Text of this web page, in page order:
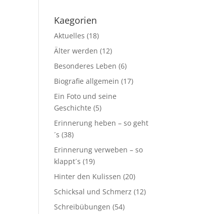
Kaegorien
Aktuelles (18)
Älter werden (12)
Besonderes Leben (6)
Biografie allgemein (17)
Ein Foto und seine
Geschichte (5)
Erinnerung heben – so geht
´s (38)
Erinnerung verweben – so
klappt´s (19)
Hinter den Kulissen (20)
Schicksal und Schmerz (12)
Schreibübungen (54)